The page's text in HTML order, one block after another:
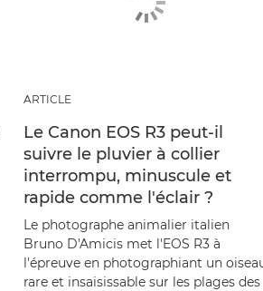
ARTICLE
Le Canon EOS R3 peut-il
suivre le pluvier à collier
interrompu, minuscule et
rapide comme l'éclair ?
Le photographe animalier italien
Bruno D'Amicis met l'EOS R3 à
l'épreuve en photographiant un
rare et insaisissable sur les plages des